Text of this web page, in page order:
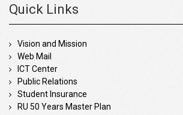
Quick Links
Vision and Mission
Web Mail
ICT Center
Public Relations
Student Insurance
RU 50 Years Master Plan